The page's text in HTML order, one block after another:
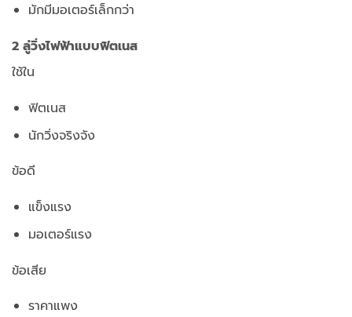
มักมีมอเตอร์เล็กกว่า
2 ลู่วิ่งไฟฟ้าแบบฟิตเนส
ใช้ใน
ฟิตเนส
นักวิ่งจริงจัง
ข้อดี
แข็งแรง
มอเตอร์แรง
ข้อเสีย
ราคาแพง